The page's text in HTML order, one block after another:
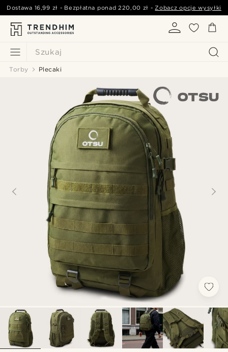
Szukaj
Dostawa 16,99 zł - Bezpłatna ponad220,00 zł -Zobacz opcje wysyłki
Torby Plecaki